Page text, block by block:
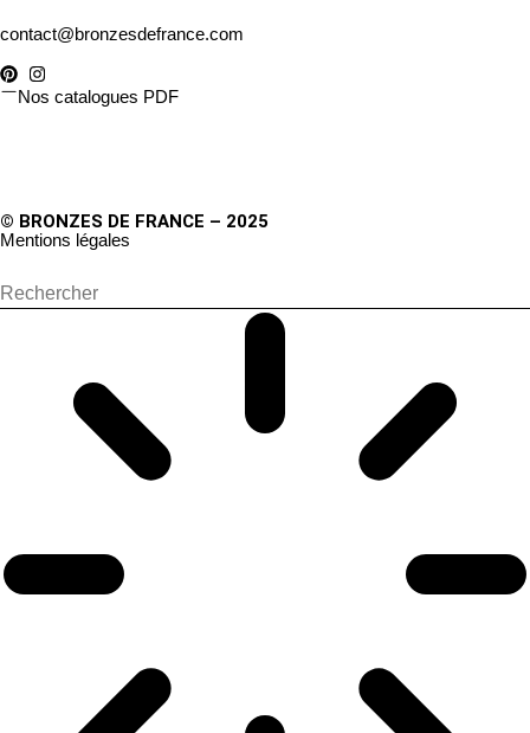
contact@bronzesdefrance.com
Nos catalogues PDF
© BRONZES DE FRANCE – 2025
Mentions légales